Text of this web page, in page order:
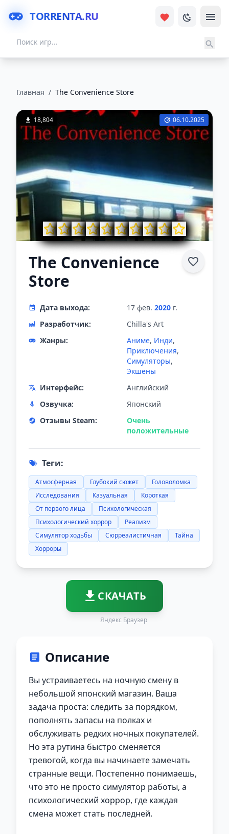
TORRENTA.RU
Главная / The Convenience Store
18,804 06.10.2025
The Convenience
Store
Дата выхода: 17 фев. 2020 г.
Разработчик:
Chilla's Art
Жанры:
Аниме, Инди,
Приключения,
Симуляторы,
Экшены
Интерфейс:
Английский
Озвучка:
Японский
Отзывы Steam:
Очень
положительные
Теги:
Атмосферная Глубокий сюжет
Головоломка
Исследования
Казуальная
Короткая
От первого лица
Психологическая
Психологический хоррор
Реализм
Симулятор ходьбы
Сюрреалистичная
Тайна
Хорроры
СКАЧАТЬ
Яндекс Браузер
Описание
Вы устраиваетесь на ночную смену в
небольшой японский магазин. Ваша
задача проста: следить за порядком,
пополнять запасы на полках и
обслуживать редких ночных покупателей.
Но эта рутина быстро сменяется
тревогой, когда вы начинаете замечать
странные вещи. Постепенно понимаешь,
что это не просто симулятор работы, а
психологический хоррор, где каждая
смена может стать последней.